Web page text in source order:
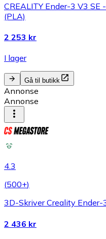
CREALITY Ender-3 V3
(PLA)
2 253 kr
I lager
Gå til butikk
Annonse
Annonse
4.3
(500+)
3D-Skriver Creality
2 436 kr